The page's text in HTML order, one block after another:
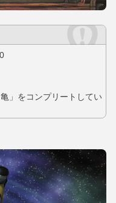
」をコンプリートしてい